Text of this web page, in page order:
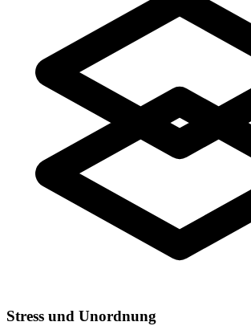
Stress und Unordnung